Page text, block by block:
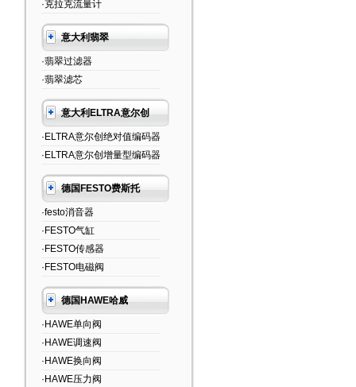
·克拉克流量计
意大利翡翠
·翡翠过滤器
·翡翠滤芯
意大利ELTRA意尔创
·ELTRA意尔创绝对值编码器
·ELTRA意尔创增量型编码器
德国FESTO费斯托
·festo消音器
·FESTO气缸
·FESTO传感器
·FESTO电磁阀
德国HAWE哈威
·HAWE单向阀
·HAWE调速阀
·HAWE换向阀
·HAWE压力阀